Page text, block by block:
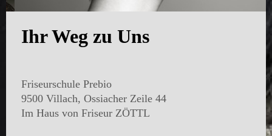
Ihr Weg zu Uns
Friseurschule Prebio
9500 Villach, Ossiacher Zeile 44
Im Haus von Friseur ZÖTTL